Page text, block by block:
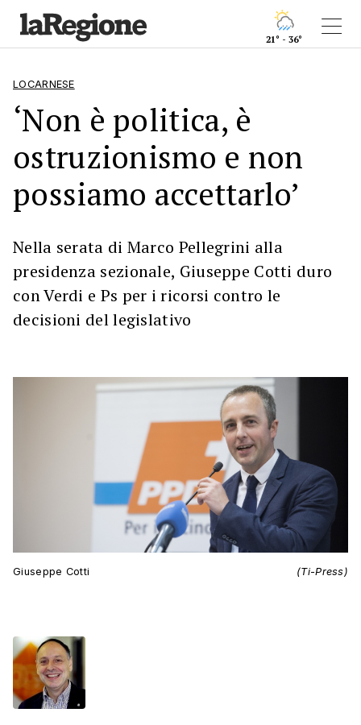
21° - 36°
LOCARNESE
‘Non è politica, è
ostruzionismo e non
possiamo accettarlo’
Nella serata di Marco Pellegrini alla
presidenza sezionale, Giuseppe Cotti duro
con Verdi e Ps per i ricorsi contro le
decisioni del legislativo
Giuseppe Cotti (Ti-Press)